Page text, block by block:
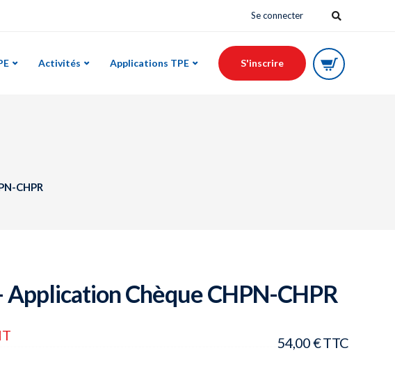
Se connecter
Activités Applications TPE S'inscrire
CHPR
Application Chèque CHPN-CHPR
54,00€TTC